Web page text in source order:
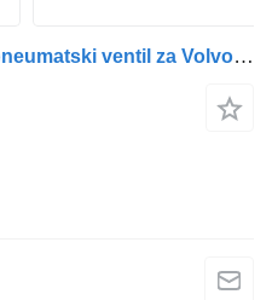
Volvo FH (01.05-) 3183207 pneumatski ventil za Volvo FH12, FH16, NH12, FH, VNL780 (1993-2014) kamiona